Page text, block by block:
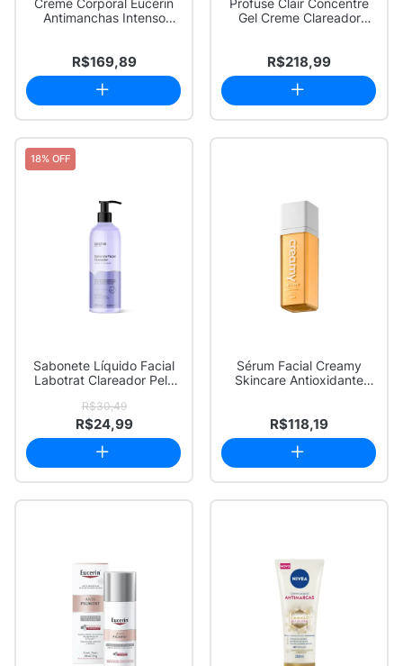
Creme Corporal Eucerin
Antimanchas Intenso
R$169,89
Profuse Clair Concentre
Gel Creme Clareador
R$218,99
18% OFF
Sabonete Líquido Facial
Labotrat Clareador Pele
R$30,49
R$24,99
Sérum Facial Creamy
Skincare Antioxidante
R$118,19